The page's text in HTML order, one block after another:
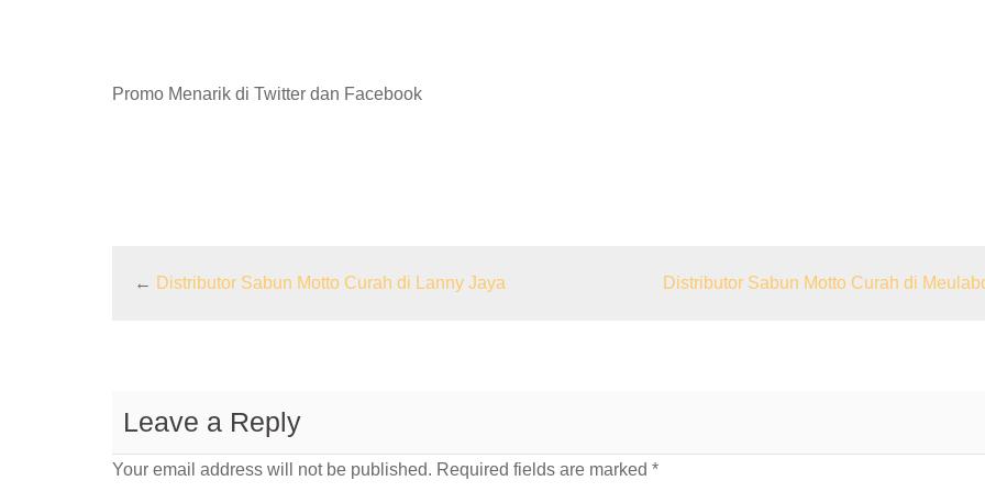
Promo Menarik di Twitter dan Facebook
← Distributor Sabun Motto Curah di Lanny Jaya Distributor Sabun Motto Curah di
Leave a Reply
Your email address will not be published. Required fields are marked *